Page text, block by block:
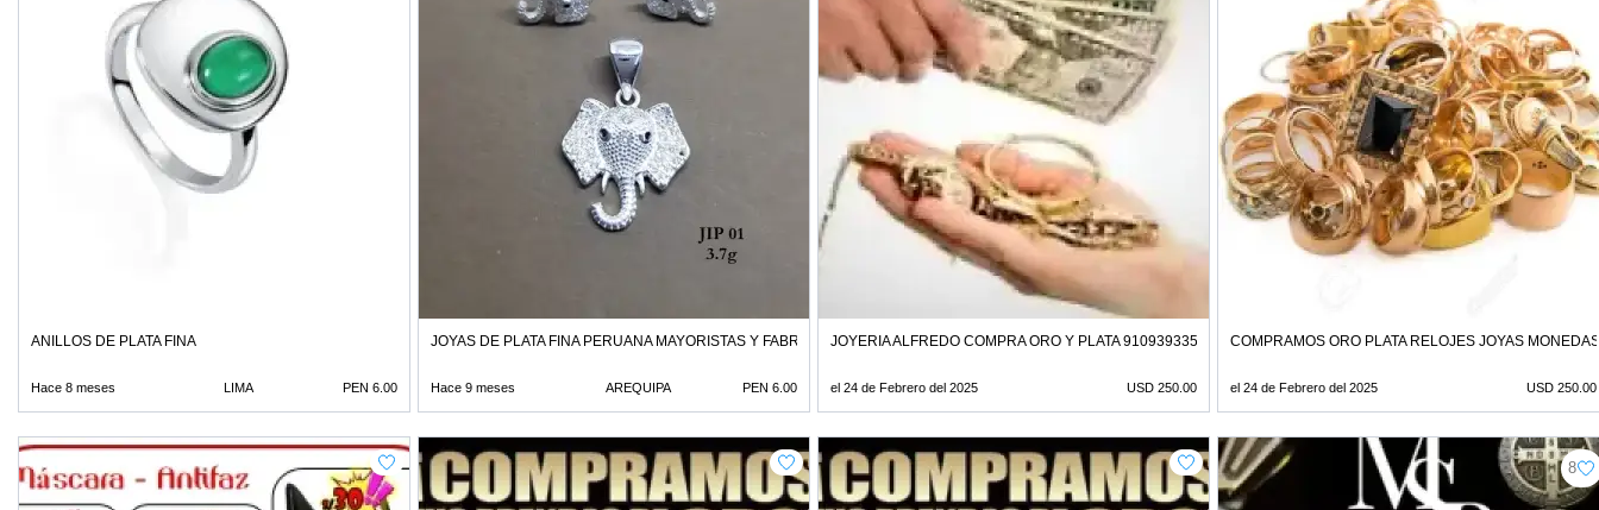
ANILLOS DE PLATA FINA
Hace 8 meses LIMA PEN 6.00
JOYAS DE PLATA FINA PERUANA MAYORISTAS Y FABRICANTES
Hace 9 meses AREQUIPA PEN 6.00
JOYERIA ALFREDO COMPRA ORO Y PLATA 910939335
el 24 de Febrero del 2025 USD 250.00
COMPRAMOS ORO PLATA RELOJES JOYAS
el 24 de Febrero del 2025 USD 250.00
8